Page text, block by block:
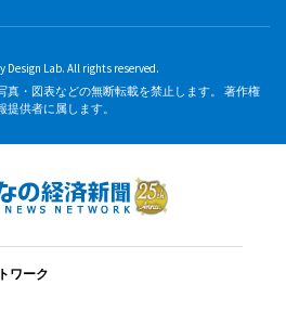
Design Lab. All rights reserved.
真・図表などの無断転載を禁止します。 著作権
供者に属します。
ワーク